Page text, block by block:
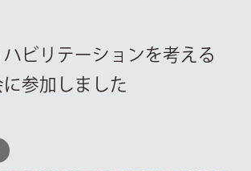
ビリテーションを考える
参加しました